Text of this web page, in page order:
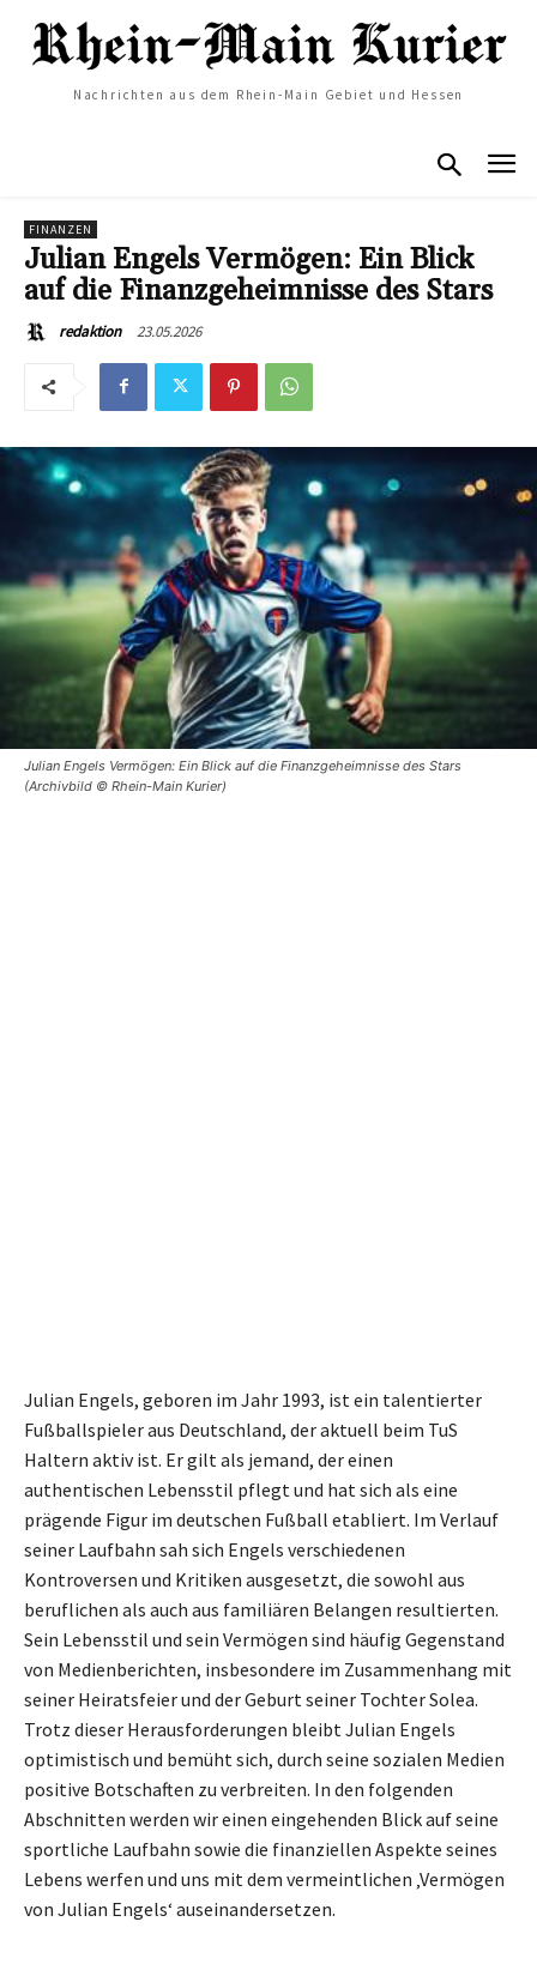
Nachrichten aus dem Rhein-Main Gebiet und Hessen
FINANZEN
Julian Engels Vermögen: Ein Blick
auf die Finanzgeheimnisse des Stars
redaktion 23.05.2026
Julian Engels Vermögen: Ein Blick auf die Finanzgeheimnisse des Stars
(Archivbild © Rhein-Main Kurier)
Julian Engels, geboren im Jahr 1993, ist ein talentierter
Fußballspieler aus Deutschland, der aktuell beim TuS
Haltern aktiv ist. Er gilt als jemand, der einen
authentischen Lebensstil pflegt und hat sich als eine
prägende Figur im deutschen Fußball etabliert. Im Verlauf
seiner Laufbahn sah sich Engels verschiedenen
Kontroversen und Kritiken ausgesetzt, die sowohl aus
beruflichen als auch aus familiären Belangen resultierten.
Sein Lebensstil und sein Vermögen sind häufig Gegenstand
von Medienberichten, insbesondere im Zusammenhang mit
seiner Heiratsfeier und der Geburt seiner Tochter Solea.
Trotz dieser Herausforderungen bleibt Julian Engels
optimistisch und bemüht sich, durch seine sozialen Medien
positive Botschaften zu verbreiten. In den folgenden
Abschnitten werden wir einen eingehenden Blick auf seine
sportliche Laufbahn sowie die finanziellen Aspekte seines
Lebens werfen und uns mit dem vermeintlichen ‚Vermögen
von Julian Engels‘ auseinandersetzen.